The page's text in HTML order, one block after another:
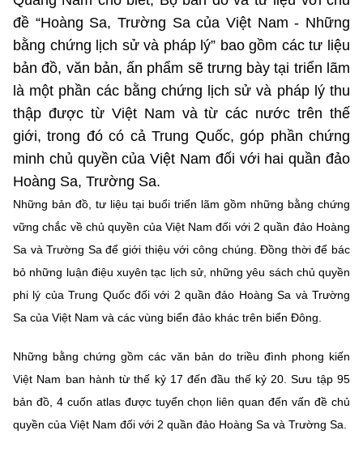
Chọn ngôn ngữ
Vietnamese English
BỘ KHOA HỌC VÀ CÔNG NGHỆ
MINISTRY OF SCIENCE AND TECHNOLOGY
Điều khoản sử dụng Theo dõi MST:
Cơ quan chủ quản: Bộ Khoa học và Công nghệ (MST)
Giám đốc Trung tâm Truyền thông Khoa học và Công nghệ.
Liên hệ
Địa chỉ: Ban Biên tập Cổng TTĐT - 18 Nguyễn Du, TP. Hà Nội
Điện thoại: 024 3936 9506
©2026 Bản quyền thuộc Bộ Khoa Học và Công Nghệ
(Ghi rõ nguồn "https://mst.gov.vn" khi phát hành lại thông tin từ
website này)
đề “Hoàng Sa, Trường Sa của Việt Nam - Những
bằng chứng lịch sử và pháp lý” bao gồm các tư liệu
bản đồ, văn bản, ấn phẩm sẽ trưng bày tại triển lãm
là một phần các bằng chứng lịch sử và pháp lý thu
thập được từ Việt Nam và từ các nước trên thế
giới, trong đó có cả Trung Quốc, góp phần chứng
minh chủ quyền của Việt Nam đối với hai quần đảo
Hoàng Sa, Trường Sa.
Những bản đồ, tư liệu tại buổi triển lãm gồm những bằng chứng
vững chắc về chủ quyền của Việt Nam đối với 2 quần đảo Hoàng
Sa và Trường Sa để giới thiệu với công chúng. Đồng thời để bác
bỏ những luận điệu xuyên tạc lịch sử, những yêu sách chủ quyền
phi lý của Trung Quốc đối với 2 quần đảo Hoàng Sa và Trường
Sa của Việt Nam và các vùng biển đảo khác trên biển Đông.
Những bằng chứng gồm các văn bản do triều đình phong kiến
Việt Nam ban hành từ thế kỷ 17 đến đầu thế kỷ 20. Sưu tập 95
bản đồ, 4 cuốn atlas được tuyển chọn liên quan đến vấn đề chủ
quyền của Việt Nam đối với 2 quần đảo Hoàng Sa và Trường Sa.